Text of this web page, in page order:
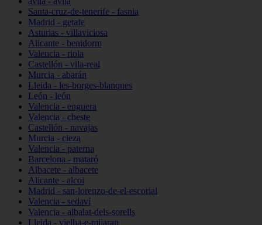
Santa-cruz-de-tenerife - fasnia
Madrid - getafe
Asturias - villaviciosa
Alicante - benidorm
Valencia - riola
Castellón - vila-real
Murcia - abarán
Lleida - les-borges-blanques
León - león
Valencia - enguera
Valencia - cheste
Castellón - navajas
Murcia - cieza
Valencia - paterna
Barcelona - mataró
Albacete - albacete
Alicante - alcoi
Madrid - san-lorenzo-de-el-escorial
Valencia - sedaví
Valencia - albalat-dels-sorells
Lleida - vielha-e-mijaran